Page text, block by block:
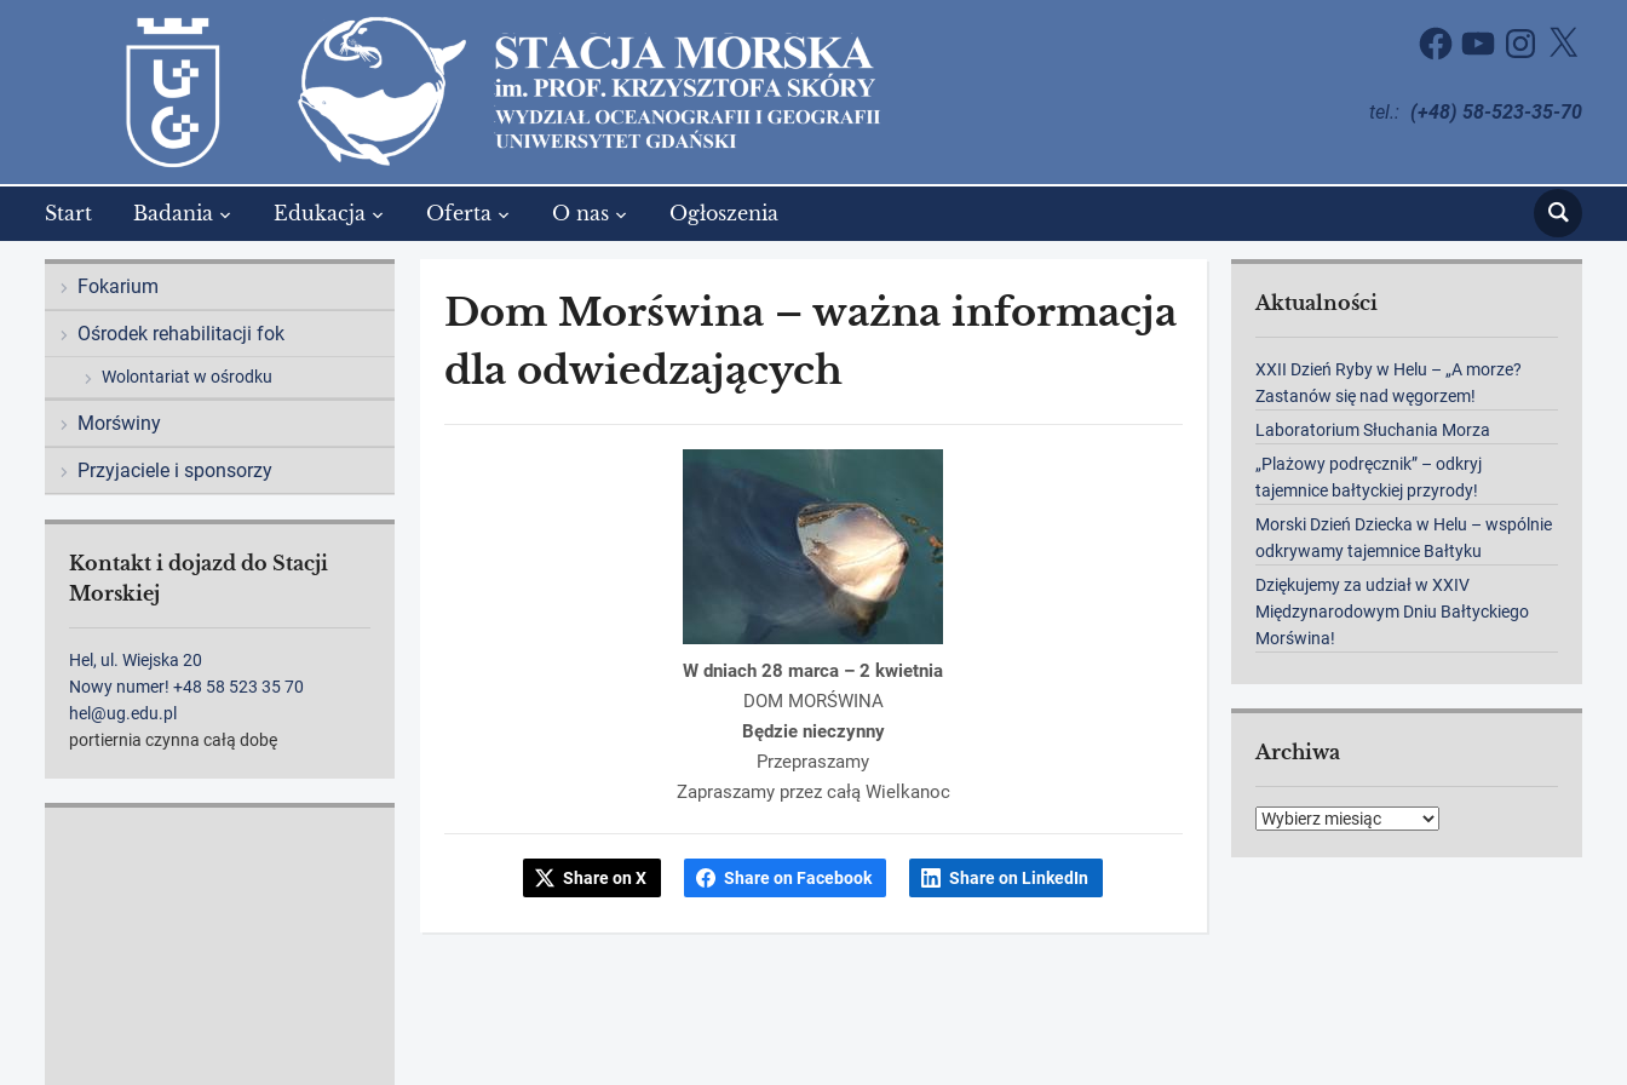
FacebookYouTubeInstagram
X
tel.: (+48) 58-523-35-70
Start Badania Edukacja Oferta O nas Ogłoszenia
Fokarium
Ośrodek rehabilitacji fok
Wolontariat w ośrodku
Morświny
Przyjaciele i sponsorzy
Kontakt i dojazd do Stacji
Morskiej
Hel, ul. Wiejska 20
Nowy numer! +48 58 523 35 70
hel@ug.edu.pl
portiernia czynna całą dobę
Dom Morświna – ważna informacja
dla odwiedzających
W dniach 28 marca – 2 kwietnia
DOM MORŚWINA
Będzie nieczynny
Przepraszamy
Zapraszamy przez całą Wielkanoc
Share on X Share on Facebook Share on LinkedIn
Aktualności
XXII Dzień Ryby w Helu – „A morze?
Zastanów się nad węgorzem!
Laboratorium Słuchania Morza
„Plażowy podręcznik” – odkryj
tajemnice bałtyckiej przyrody!
Morski Dzień Dziecka w Helu – wspólnie
odkrywamy tajemnice Bałtyku
Dziękujemy za udział w XXIV
Międzynarodowym Dniu Bałtyckiego
Morświna!
Archiwa
Archiwa